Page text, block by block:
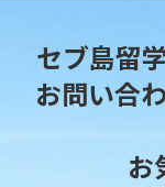
セブ島留
お問い合
お